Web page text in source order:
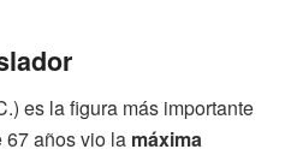
es la figura más importante
años vio la máxima